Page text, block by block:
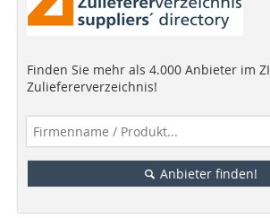
Finden Sie mehr als 4.000 Anbieter im ZI
Zuliefererverzeichnis!
Anbieter finden!